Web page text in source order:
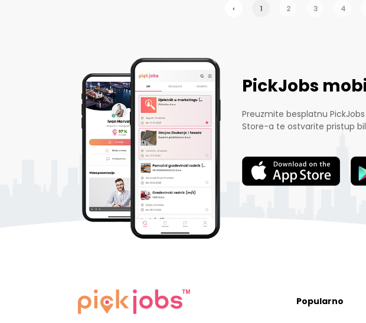
‹ 1 2 3 4
PickJobs
Preuzmite besplatnu
Store-a te ostvarite pristup
Popularno